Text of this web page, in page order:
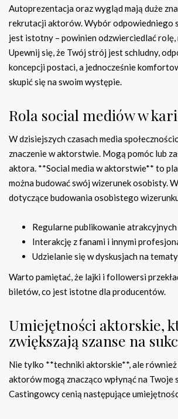
Autoprezentacja oraz wygląd mają duże
rekrutacji aktorów. Wybór odpowiedniego
jest istotny – powinien odzwierciedlać rolę,
Upewnij się, że Twój strój jest schludny,
koncepcji postaci, a jednocześnie
skupić się na swoim występie.
Rola social mediów w
W dzisiejszych czasach media
znaczenie w aktorstwie. Mogą pomóc lub
aktora. **Social media w aktorstwie** to
można budować swój wizerunek osobisty.
dotyczące budowania osobistego
Regularne publikowanie
Interakcję z fanami i innymi
Udzielanie się w dyskusjach na
Warto pamiętać, że lajki i followersi
biletów, co jest istotne dla producentów.
Umiejętności aktorskie,
zwiększają szanse na
Nie tylko **techniki aktorskie**, ale również
aktorów mogą znacząco wpłynąć na Twoje
Castingowcy cenią następujące